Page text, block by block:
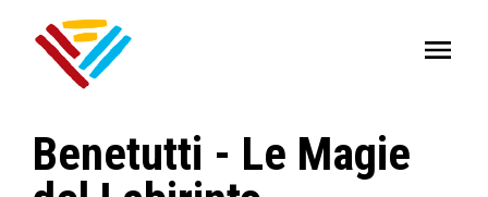
Benetutti - Le Magie